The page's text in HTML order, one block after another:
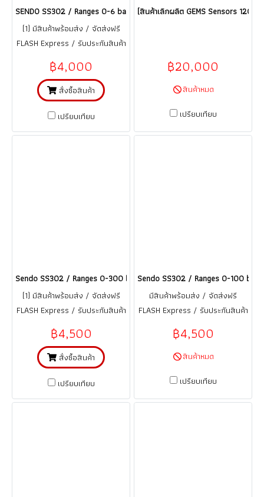
SENDO SS302 / Ranges 0-6 bar เซนเซอร์วัดความดัน Pressure
(1) มีสินค้าพร้อมส่ง / จัดส่งฟรี
FLASH Express / รับประกันสินค้า
คู่มือ)
฿4,000
สั่งซื้อสินค้า
เปรียบเทียบ
(สินค้าเลิกผลิต GEMS Sensors
฿20,000
สินค้าหมด
เปรียบเทียบ
Sendo SS302 / Ranges 0-300 bar เซนเซอร์วัดความดัน Pressure
(1) มีสินค้าพร้อมส่ง / จัดส่งฟรี
FLASH Express / รับประกันสินค้า
คู่มือ)
฿4,500
สั่งซื้อสินค้า
เปรียบเทียบ
Sendo SS302 / Ranges 0-100 bar
มีสินค้าพร้อมส่ง / จัดส่งฟรี
FLASH Express / รับประกันสินค้า
คู่มือ)
฿4,500
สินค้าหมด
เปรียบเทียบ